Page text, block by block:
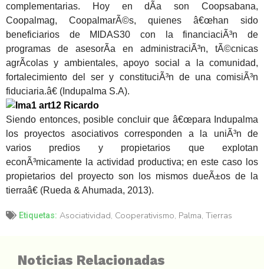
complementarias. Hoy en dÃ­a son Coopsabana,
Coopalmag, CoopalmarÃ©s, quienes â€œhan sido
beneficiarios de MIDAS30 con la financiaciÃ³n de
programas de asesorÃ­a en administraciÃ³n, tÃ©cnicas
agrÃ­colas y ambientales, apoyo social a la comunidad,
fortalecimiento del ser y constituciÃ³n de una comisiÃ³n
fiduciaria.â€ (Indupalma S.A).
Siendo entonces, posible concluir que â€œpara Indupalma
los proyectos asociativos corresponden a la uniÃ³n de
varios predios y propietarios que explotan
econÃ³micamente la actividad productiva; en este caso los
propietarios del proyecto son los mismos dueÃ±os de la
tierraâ€ (Rueda & Ahumada, 2013).
Etiquetas: Asociatividad, Cooperativismo, Palma, Tierras
Noticias Relacionadas